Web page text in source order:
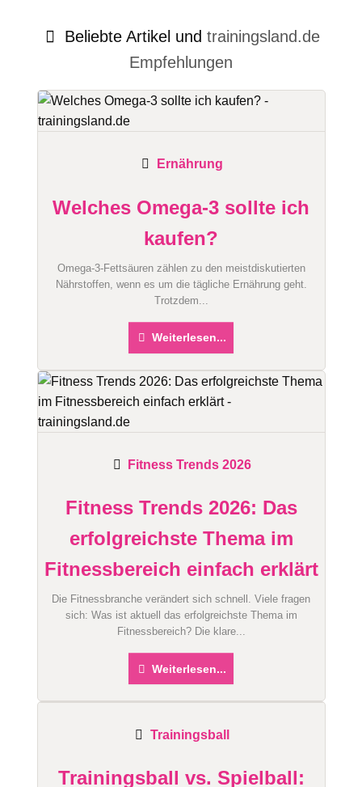
Beliebte Artikel undtrainingsland.de
Empfehlungen
Welches Omega-3 sollte ich
kaufen?
Ernährung
Omega-3-Fettsäuren zählen zu den meistdiskutierten
Nährstoffen, wenn es um die tägliche Ernährung geht.
Trotzdem...
Weiterlesen...
Fitness Trends 2026: Das
erfolgreichste Thema im
Fitnessbereich einfach erklärt
Fitness Trends 2026
Die Fitnessbranche verändert sich schnell. Viele fragen
sich: Was ist aktuell das erfolgreichste Thema im
Fitnessbereich? Die klare...
Weiterlesen...
Trainingsball vs. Spielball:
Trainingsball